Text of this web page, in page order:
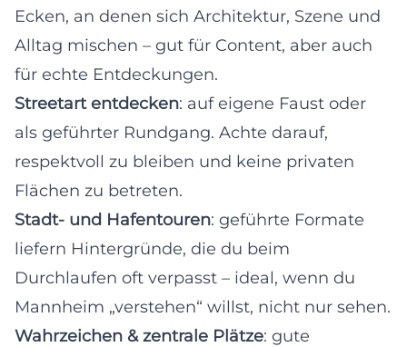
Ecken, an denen sich Architektur, Szene und
Alltag mischen – gut für Content, aber auch
für echte Entdeckungen.
Streetart entdecken: auf eigene Faust oder
als geführter Rundgang. Achte darauf,
respektvoll zu bleiben und keine privaten
Flächen zu betreten.
Stadt- und Hafentouren: geführte Formate
liefern Hintergründe, die du beim
Durchlaufen oft verpasst – ideal, wenn du
Mannheim „verstehen“ willst, nicht nur sehen.
Wahrzeichen & zentrale Plätze: gute